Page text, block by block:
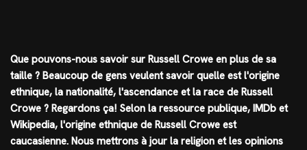
Que pouvons-nous savoir sur Russell Crowe en plus de sa
taille ? Beaucoup de gens veulent savoir quelle est l'origine
ethnique, la nationalité, l'ascendance et la race de Russell
Crowe ? Regardons ça! Selon la ressource publique, IMDb et
Wikipedia, l'origine ethnique de Russell Crowe est
caucasienne. Nous mettrons à jour la religion et les opinions